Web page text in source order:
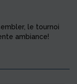
le tournoi
ambiance!